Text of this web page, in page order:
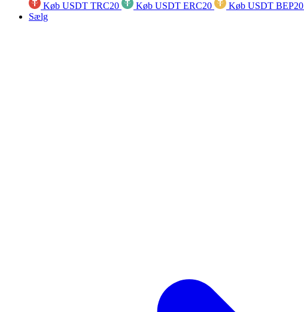
Køb USDT TRC20
Køb USDT ERC20 Køb USDT BEP20
Sælg